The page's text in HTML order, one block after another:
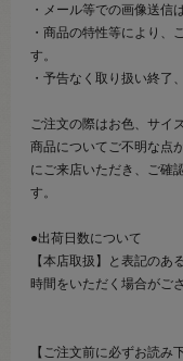
・メール等での画像送信
・商品の特性等により、
す。
・予告なく取り扱い終了
ご注文の際はお色、サイ
商品についてご不明な点
にご来店いただき、ご確
す。
●出荷日数について
【本店取扱】と表記の
時間をいただく場合がご
【ご注文前に必ずお読み